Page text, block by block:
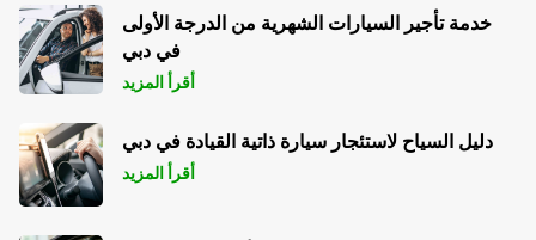
خدمة تأجير السيارات الشهرية من الدرجة الأولى
في دبي
أقرأ المزيد
دليل السياح لاستئجار سيارة ذاتية القيادة في دبي
أقرأ المزيد